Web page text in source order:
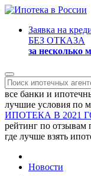
Заявка на
БЕЗ ОТКАЗА
за несколько
все банки и
лучшие условия по
ИПОТЕКА В 2021
рейтинг по отзывам
где лучше взять
Новости